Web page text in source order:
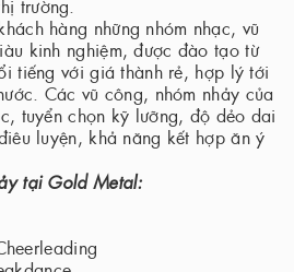
trường.
hàng những nhóm nhạc, vũ
kinh nghiệm, được đào tạo từ
tiếng với giá thành rẻ, hợp lý tới
Các vũ công, nhóm nhảy của
tuyển chọn kỹ lưỡng, độ dẻo dai
luyện, khả năng kết hợp ăn ý
tại Gold Metal: